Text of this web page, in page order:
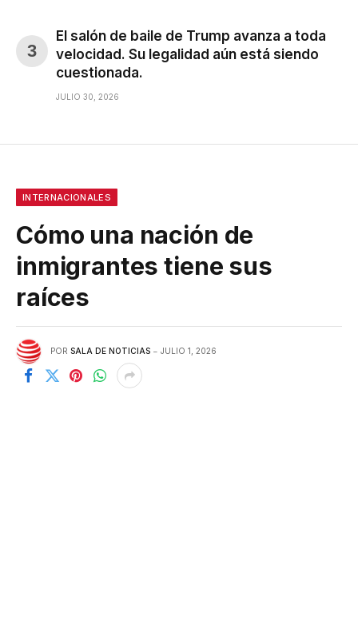
El salón de baile de Trump avanza a toda
velocidad. Su legalidad aún está siendo
cuestionada.
JULIO 30, 2026
INTERNACIONALES
Cómo una nación de
inmigrantes tiene sus
raíces
POR SALA DE NOTICIAS JULIO 1, 2026